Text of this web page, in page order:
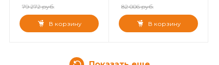
79 272 руб.
В корзину
82 006 руб.
В корзину